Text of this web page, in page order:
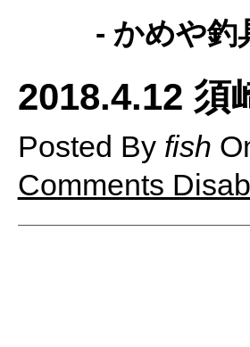
- かめや釣
2018.4.12 須
Posted By fish
Comments